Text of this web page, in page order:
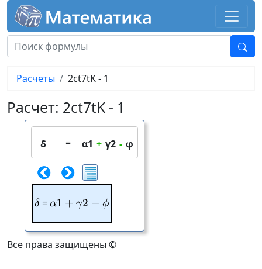
Расчеты 2ct7tK - 1
Расчет: 2ct7tK - 1
δ = α1 + γ2 - φ
\delta
δ= \alpha1+\gamma2-\phi
α1 + γ2 − ϕ
Все права защищены ©